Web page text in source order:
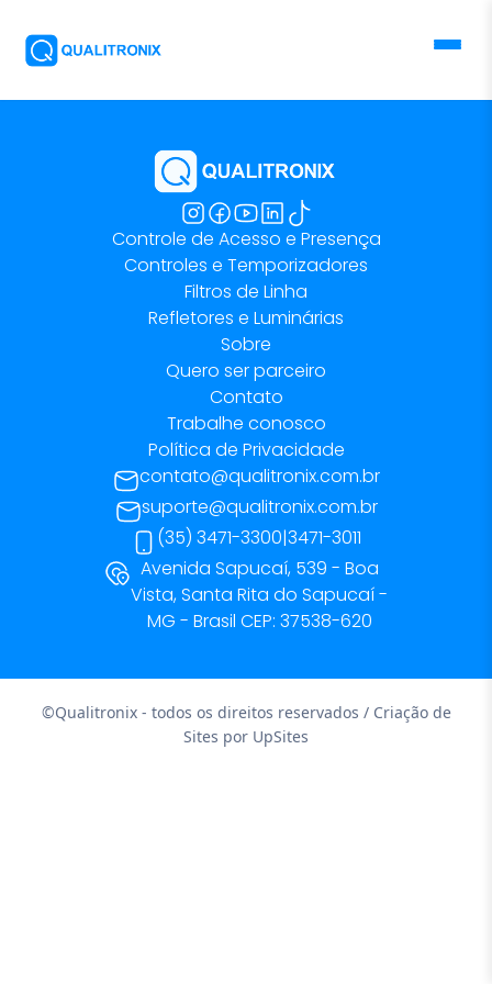
Controle de Acesso e Presença
Controles e Temporizadores
Filtros de Linha
Refletores e Luminárias
Sobre
Quero ser parceiro
Contato
Trabalhe conosco
Política de Privacidade
contato@qualitronix.com.br
suporte@qualitronix.com.br
(35) 3471-3300|3471-3011
Avenida Sapucaí, 539 - Boa
Vista, Santa Rita do Sapucaí -
MG - Brasil CEP: 37538-620
©Qualitronix - todos os direitos reservados / Criação de
Sites por UpSites